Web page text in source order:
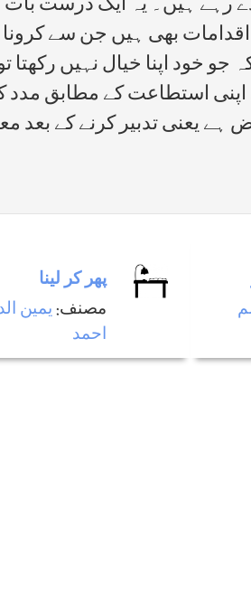
رہے ہیں۔ یہ ایک درست
اقدامات بھی ہیں جن سے
خود اپنا خیال نہیں
استطاعت کے مطابق مدد
یعنی تدبیر کرنے کے بعد
پھر كر لينا
مصنف:يمين
احمد